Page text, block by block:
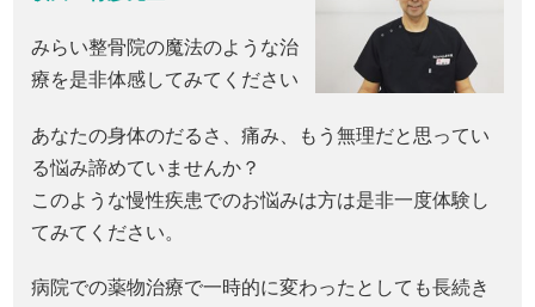
みらい整骨院の魔法のような治
療を是非体感してみてください
あなたの身体のだるさ、痛み、もう無理だと思ってい
る悩み諦めていませんか？
このような慢性疾患でのお悩みは方は是非一度体験し
てみてください。
病院での薬物治療で一時的に変わったとしても長続き